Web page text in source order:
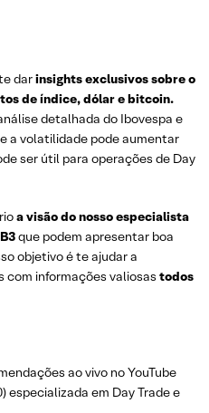
darinsights exclusivos sobre o
de índice, dólar e bitcoin.
detalhada do Ibovespa e
a volatilidade pode aumentar
ser útil para operações de Day
a visão do nosso especialista
que podem apresentar boa
objetivo é te ajudar a
com informações valiosas todos
ao vivo no YouTube
especializada em Day Trade e